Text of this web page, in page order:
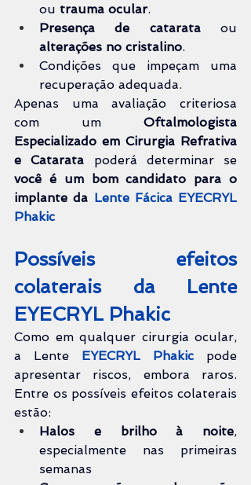
ou trauma ocular.
Presença de catarata
alterações no cristalino.
Condições que impeçam uma
recuperação adequada.
Apenas uma avaliação criteriosa
com um Oftalmologista
Especializado em Cirurgia Refrativa
e Catarata poderá determinar se
você é um bom candidato para o
implante da Lente Fácica EYECRYL
Phakic
Possíveis efeitos
colaterais da Lente
EYECRYL Phakic
Como em qualquer cirurgia ocular,
a Lente EYECRYL Phakic pode
apresentar riscos, embora raros.
Entre os possíveis efeitos colaterais
estão:
Halos e brilho à noite,
especialmente nas primeiras
semanas